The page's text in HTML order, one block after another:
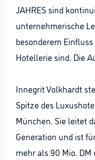
JAHRES sind
unternehmerische
besonderem
Hotellerie sind. Die
Innegrit Volkhardt
Spitze des
München. Sie leitet
Generation und ist
mehr als 90 Mio.